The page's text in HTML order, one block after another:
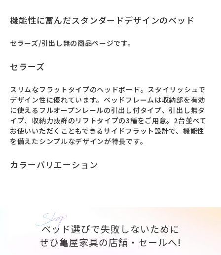
機能性に富んだスタンダードデザインのベッド
セラーズ/引出し無の商品ページです。
セラーズ
スリムなフラットタイプのヘッドボード。スタイリッシュで
デザイン性に優れています。ベッドフレームは収納部を有効
に使えるフルオープンレールの引出し付タイプ、引出し無タ
イプ、収納力抜群のリフトタイプの3種をご用意。2台並べて
お使いいただくこともできるサイドフラット設計で、機能性
を備えたシンプルなデザインが特長です。
カラーバリエーション
ベッド選びで失敗しないために
ぜひ亀屋家具の店舗・セールへ!